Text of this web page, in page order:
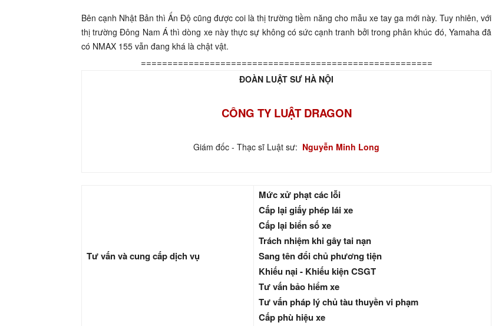
Bên cạnh Nhật Bản thì Ấn Độ cũng được coi là thị trường tiềm năng cho mẫu xe tay ga mới này. Tuy nhiên, với
thị trường Đông Nam Á thì dòng xe này thực sự không có sức cạnh tranh bởi trong phân khúc đó, Yamaha đã
có NMAX 155 vẫn đang khá là chật vật.
=======================================================
ĐOÀN LUẬT SƯ HÀ NỘI
CÔNG TY LUẬT DRAGON
Giám đốc - Thạc sĩ Luật sư: Nguyễn Minh Long
Tư vấn và cung cấp dịch vụ
Mức xử phạt các lỗi
Cấp lại giấy phép lái xe
Cấp lại biển số xe
Trách nhiệm khi gây tai nạn
Sang tên đổi chủ phương tiện
Khiếu nại - Khiếu kiện CSGT
Tư vấn bảo hiểm xe
Tư vấn pháp lý chủ tàu thuyền vi phạm
Cấp phù hiệu xe